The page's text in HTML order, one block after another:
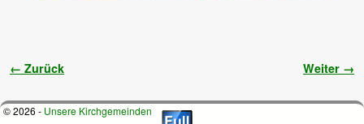
Bilder-Navigation
← Zurück Weiter →
© 2026 - Unsere Kirchgemeinden